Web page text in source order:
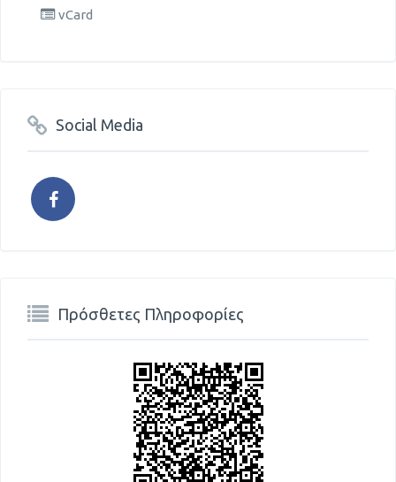
vCard
Social Media
Πρόσθετες Πληροφορίες